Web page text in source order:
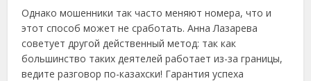
Однако мошенники так часто меняют номера, что и
этот способ может не сработать. Анна Лазарева
советует другой действенный метод: так как
большинство таких деятелей работает из-за границы,
ведите разговор по-казахски! Гарантия успеха